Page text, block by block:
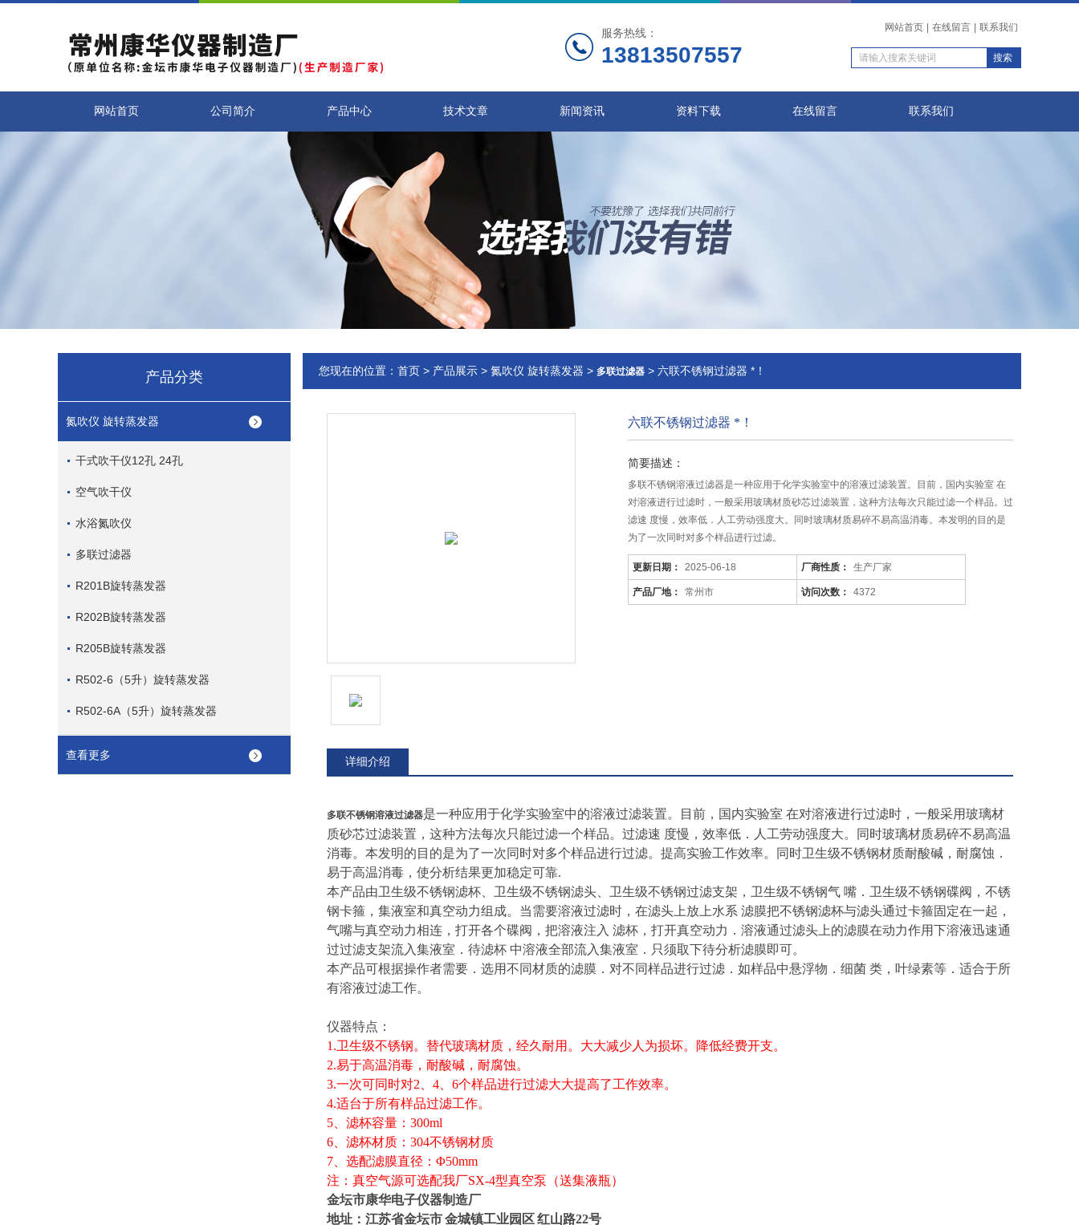
服务热线：
13813507557
网站首页 在线留言 联系我们
网站首页 公司简介 产品中心 技术文章 新闻资讯 资料下载 在线留言 联系我们
产品分类
氮吹仪 旋转蒸发器
干式吹干仪12孔 24孔
空气吹干仪
水浴氮吹仪
多联过滤器
R201B旋转蒸发器
R202B旋转蒸发器
R205B旋转蒸发器
R502-6（5升）旋转蒸发器
R502-6A（5升）旋转蒸发器
查看更多
您现在的位置： 首页 > 产品展示 > 氮吹仪 旋转蒸发器 > 多联过滤器 > 六联不锈钢过滤器 *！
六联不锈钢过滤器 *！
简要描述：
多联不锈钢溶液过滤器是一种应用于化学实验室中的溶液过滤装置。目前，国内实验室 在
对溶液进行过滤时，一般采用玻璃材质砂芯过滤装置，这种方法每次只能过滤一个样品。过
滤速 度慢，效率低．人工劳动强度大。同时玻璃材质易碎不易高温消毒。本发明的目的是
为了一次同时对多个样品进行过滤。
更新日期： 2025-06-18 厂商性质： 生产厂家
产品厂地： 常州市 访问次数： 4372
详细介绍
多联不锈钢溶液过滤器是一种应用于化学实验室中的溶液过滤装置。目前，国内实验室 在对溶液进行过滤时，一般采用玻璃材
质砂芯过滤装置，这种方法每次只能过滤一个样品。过滤速 度慢，效率低．人工劳动强度大。同时玻璃材质易碎不易高温
消毒。本发明的目的是为了一次同时对多个样品进行过滤。提高实验工作效率。同时卫生级不锈钢材质耐酸碱，耐腐蚀．
易于高温消毒，使分析结果更加稳定可靠.
本产品由卫生级不锈钢滤杯、卫生级不锈钢滤头、卫生级不锈钢过滤支架，卫生级不锈钢气 嘴．卫生级不锈钢碟阀，不锈
钢卡箍，集液室和真空动力组成。当需要溶液过滤时，在滤头上放上水系 滤膜把不锈钢滤杯与滤头通过卡箍固定在一起，
气嘴与真空动力相连，打开各个碟阀，把溶液注入 滤杯，打开真空动力．溶液通过滤头上的滤膜在动力作用下溶液迅速通
过过滤支架流入集液室．待滤杯 中溶液全部流入集液室．只须取下待分析滤膜即可。
本产品可根据操作者需要．选用不同材质的滤膜．对不同样品进行过滤．如样品中悬浮物．细菌 类，叶绿素等．适合于所
有溶液过滤工作。
仪器特点：
1.卫生级不锈钢。替代玻璃材质，经久耐用。大大减少人为损坏。降低经费开支。
2.易于高温消毒，耐酸碱，耐腐蚀。
3.一次可同时对2、4、6个样品进行过滤大大提高了工作效率。
4.适台于所有样品过滤工作。
5、滤杯容量：300ml
6、滤杯材质：304不锈钢材质
7、选配滤膜直径：Φ50mm
注：真空气源可选配我厂SX-4型真空泵（送集液瓶）
金坛市康华电子仪器制造厂
地址：江苏省金坛市金城镇工业园区红山路22号